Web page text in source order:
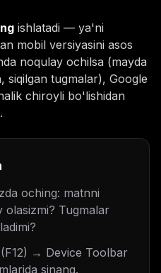
ishlatadi — ya'ni
mobil versiyasini asos
noqulay ochilsa (mayda
siqilgan tugmalar), Google
chiroyli bo'lishidan
oching: matnni
olasizmi? Tugmalar
→ Device Toolbar
sinang.